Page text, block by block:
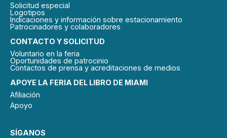
APOYE LA FERIA DEL LIBRO DE MIAMI
Afiliación
Apoyo
SÍGANOS
CONTACTO Y SOLICITUD
Voluntario en la feria
Oportunidades de patrocinio
Contactos de prensa y acreditaciones de medios
Solicitud especial
Logotipos
Indicaciones y información sobre estacionamiento
Patrocinadores y colaboradores